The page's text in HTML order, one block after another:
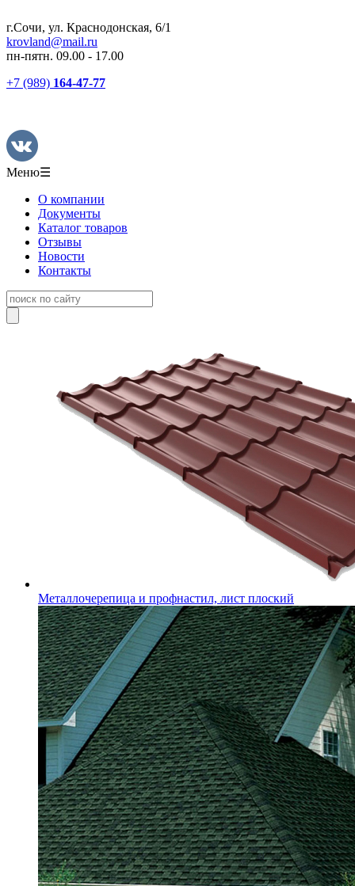
г.Сочи, ул. Краснодонская, 6/1
krovland@mail.ru
пн-пятн. 09.00 - 17.00
+7 (989) 164-47-77
Меню☰
О компании
Документы
Каталог товаров
Отзывы
Новости
Контакты
Металлочерепица и профнастил, лист плоский